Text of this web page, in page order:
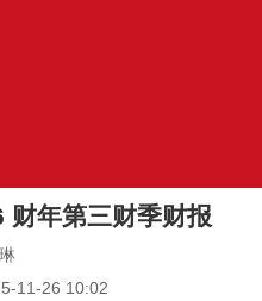
财年第三财季财报
11-26 10:02